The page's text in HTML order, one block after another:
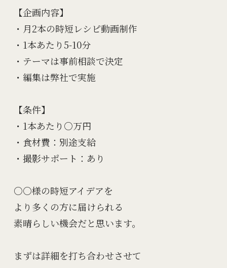
【企画内容】
・月2本の時短レシピ動画制作
・1本あたり5-10分
・テーマは事前相談で決定
・編集は弊社で実施
【条件】
・1本あたり○万円
・食材費：別途支給
・撮影サポート：あり
○○様の時短アイデアを
より多くの方に届けられる
素晴らしい機会だと思います。
まずは詳細を打ち合わせさせて